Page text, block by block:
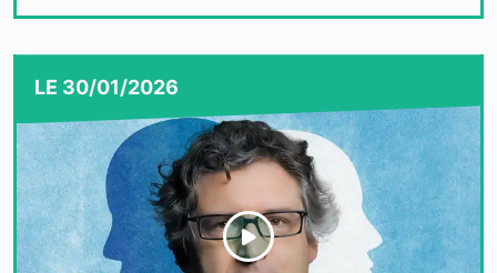
LE 30/01/2026